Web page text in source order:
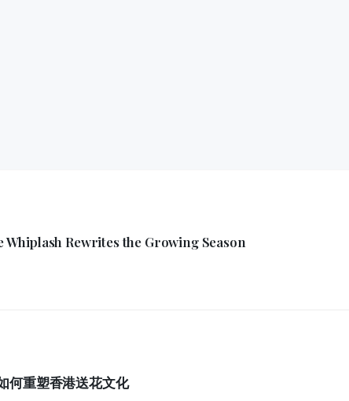
Rewrites the Growing Season
何重塑香港送花文化